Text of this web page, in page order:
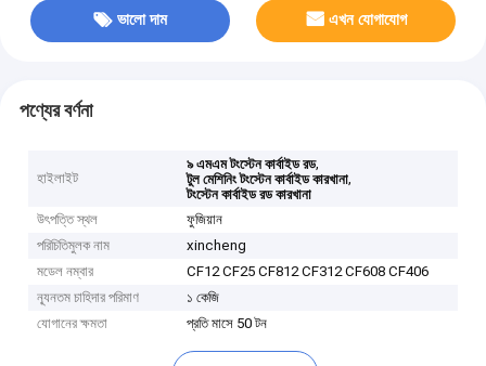
ভালো দাম এখন যোগাযোগ
পণ্যের বর্ণনা
হাইলাইট
৯ এমএম টংস্টেন কার্বাইড রড,
টুল মেশিনিং টংস্টেন কার্বাইড কারখানা,
টংস্টেন কার্বাইড রড কারখানা
উৎপত্তি স্থল
ফুজিয়ান
পরিচিতিমুলক নাম
xincheng
মডেল নম্বার
CF12 CF25 CF812 CF312 CF608 CF406
ন্যূনতম চাহিদার পরিমাণ
১ কেজি
যোগানের ক্ষমতা
প্রতি মাসে 50 টন